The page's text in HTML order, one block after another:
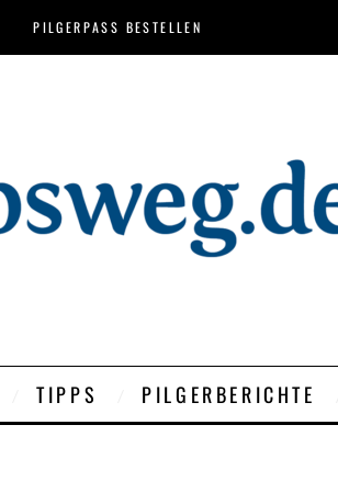
PILGERPASS BESTELLEN
TIPPS PILGERBERICHTE